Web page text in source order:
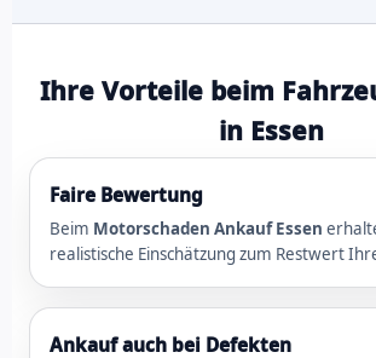
Ihre Vorteile beim
in Essen
Faire Bewertung
Beim Motorschaden Ankauf Essen
realistische Einschätzung zum Restwert
Ankauf auch bei Defekten